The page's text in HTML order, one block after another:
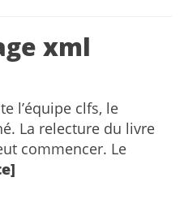
xml
l’équipe clfs, le
La relecture du livre
commencer. Le